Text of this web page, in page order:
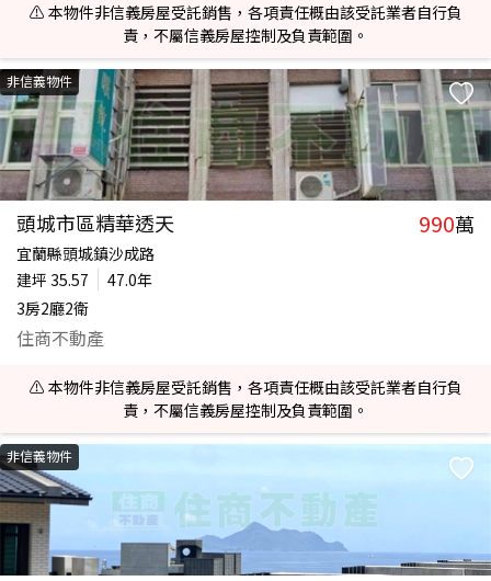
⚠️ 本物件非信義房屋受託銷售，各項責任概由該受託業者自行負
責，不屬信義房屋控制及負責範圍。
非信義物件
頭城市區精華透天 990萬
宜蘭縣頭城鎮沙成路
建坪 35.57
47.0年
3房2廳2衛
住商不動產
⚠️ 本物件非信義房屋受託銷售，各項責任概由該受託業者自行負
責，不屬信義房屋控制及負責範圍。
非信義物件